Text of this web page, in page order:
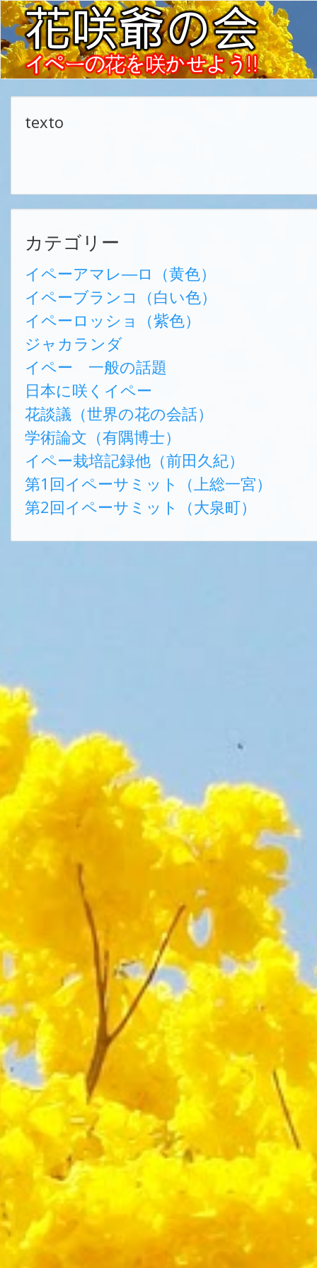
texto
カテゴリー
イペーアマレ―ロ（黄色）
イペーブランコ（白い色）
イペーロッショ（紫色）
ジャカランダ
イペー 一般の話題
日本に咲くイペー
花談議（世界の花の会話）
学術論文（有隅博士）
イペー栽培記録他（前田久紀）
第1回イペーサミット（上総一宮）
第2回イペーサミット（大泉町）